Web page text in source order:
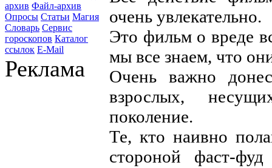
архив Файл-архив
Опросы Статьи Магия
Словарь Сервис
гороскопов Каталог
ссылок E-Mail
Реклама
очень увлекательно.
Это фильм о вреде
мы все знаем, что
Очень важно
взрослых,
поколение.
Те, кто наивно
стороной фаст-